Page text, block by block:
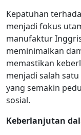
Kepatuhan
menjadi fokus
manufaktur
meminimalkan
memastikan
menjadi salah
yang semakin
sosial.
Keberlanjutan